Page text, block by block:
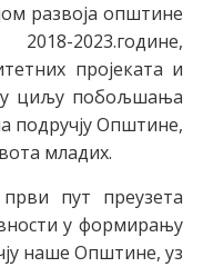
развоја општине
2023.године,
пројеката и
у циљу побољшања
подручју Општине,
младих.
пут преузета
у формирању
наше Општине, уз